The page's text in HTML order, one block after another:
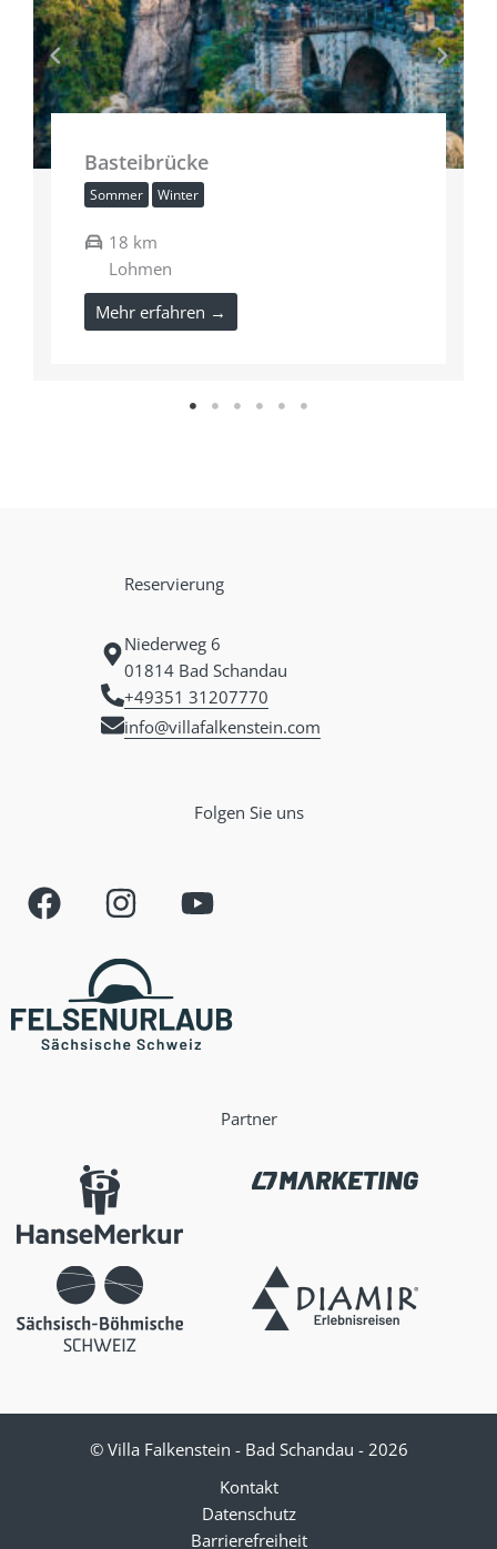
Basteibrücke
Sommer Winter
18 km
Lohmen
Mehr erfahren →
Reservierung
Niederweg 6
01814 Bad Schandau
+49351 31207770
info@villafalkenstein.com
Folgen Sie uns
F
a
b
o
I
n
s
t
a
g
Y
o
u
b
Partner
© Villa Falkenstein - Bad Schandau - 2026
Kontakt
Datenschutz
Barrierefreiheit